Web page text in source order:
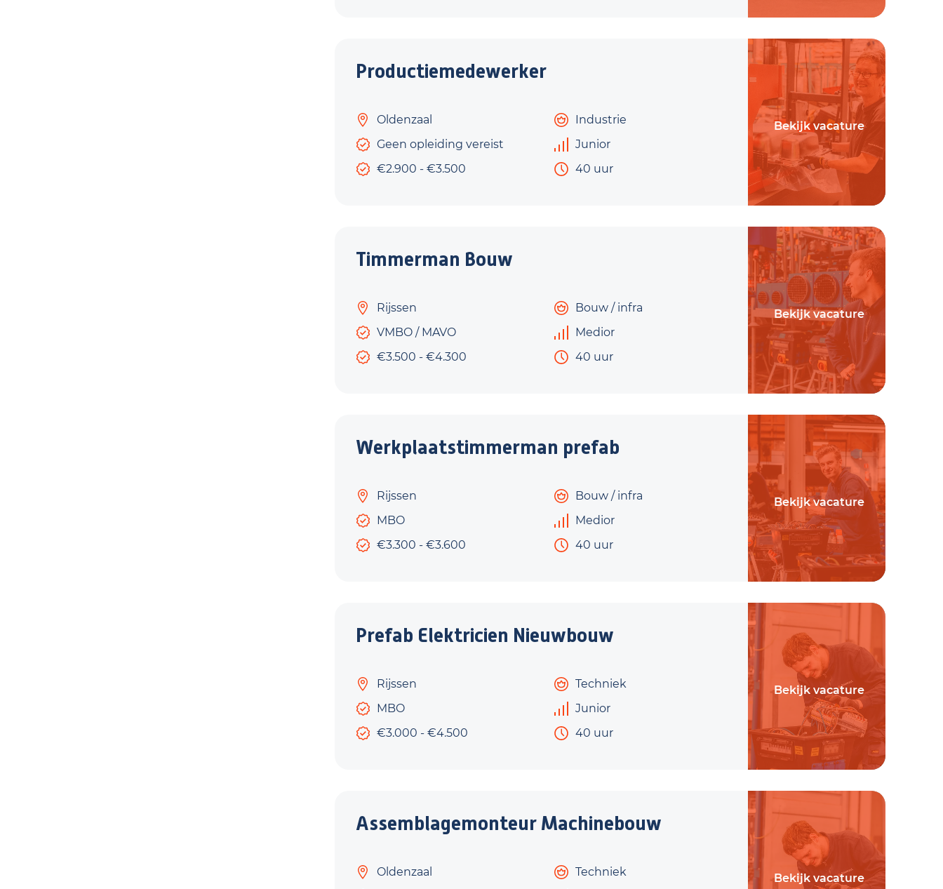
Productiemedewerker
Oldenzaal
Industrie
Geen opleiding vereist
Junior
€2.900 - €3.500
40 uur
Bekijk vacature
Timmerman Bouw
Rijssen
Bouw / infra
VMBO / MAVO
Medior
€3.500 - €4.300
40 uur
Bekijk vacature
Werkplaatstimmerman prefab
Rijssen
Bouw / infra
MBO
Medior
€3.300 - €3.600
40 uur
Bekijk vacature
Prefab Elektricien Nieuwbouw
Rijssen
Techniek
MBO
Junior
€3.000 - €4.500
40 uur
Bekijk vacature
Assemblagemonteur Machinebouw
Oldenzaal
Techniek
Bekijk vacature